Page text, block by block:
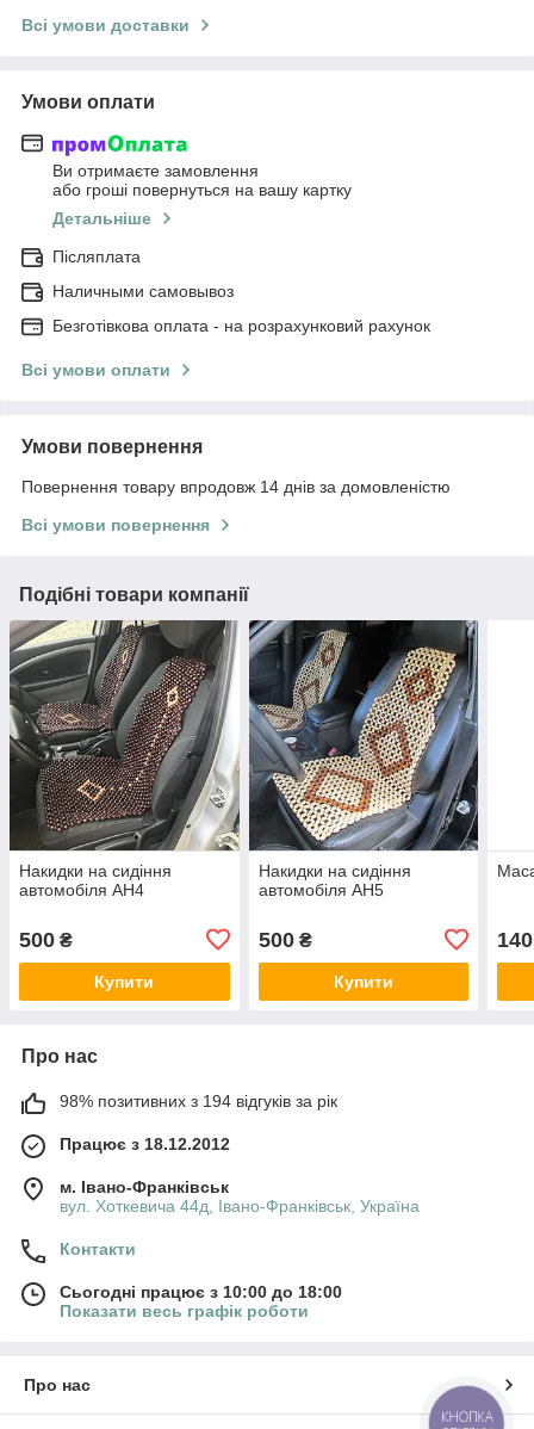
Всі умови доставки
Умови оплати
Ви отримаєте замовлення
або гроші повернуться на вашу картку
Детальніше
Післяплата
Наличными самовывоз
Безготівкова оплата - на розрахунковий рахунок
Всі умови оплати
Умови повернення
Повернення товару впродовж 14 днів за домовленістю
Всі умови повернення
Подібні товари компанії
Накидки на сидіння
автомобіля АН4
500 ₴
Купити
Накидки на сидіння
автомобіля АН5
500₴
Купити
140
Про нас
98% позитивних з 194 відгуків за рік
Працює з 18.12.2012
м. Івано-Франківськ
вул. Хоткевича 44д, Івано-Франківськ, Україна
Контакти
Сьогодні працює з 10:00 до 18:00
Показати весь графік роботи
Про нас
КНОПКА